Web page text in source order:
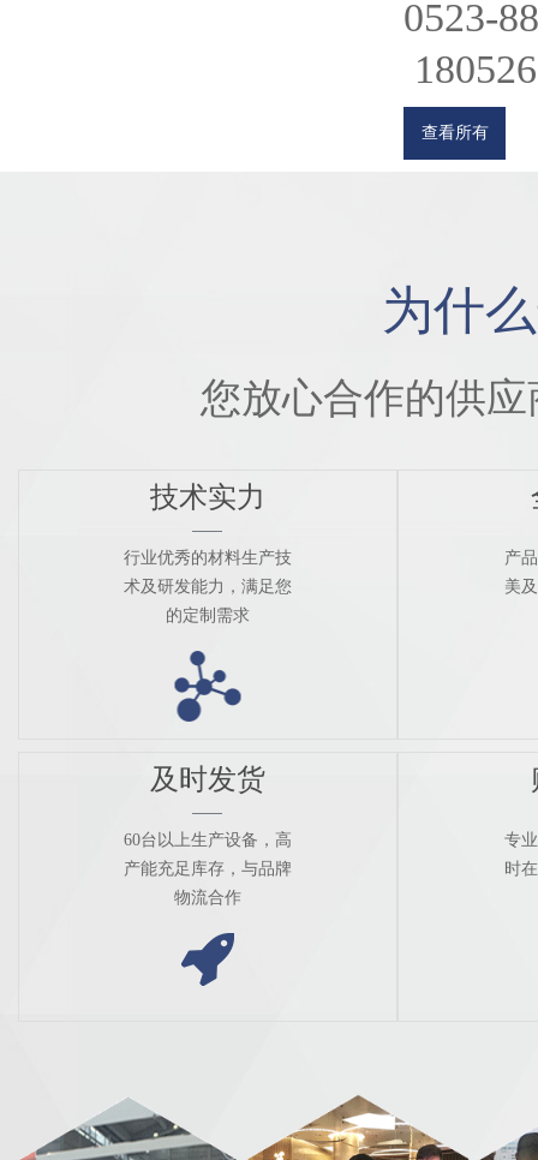
0523-
查看所有
为什
您放心合作的供
技术实力
行业优秀的材料生产技
术及研发能力，满足您
的定制需求
产
美
及时发货
60台以上生产设备，高
产能充足库存，与品牌
物流合作
专
时